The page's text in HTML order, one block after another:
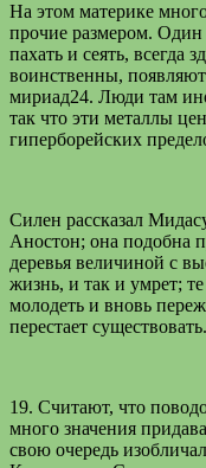
На этом материке
прочие размером.
пахать и сеять,
воинственны,
мириад24. Люди там
так что эти металлы
гиперборейских
Силен рассказал
Аностон; она подобна
деревья величиной с
жизнь, и так и умрет;
молодеть и вновь
перестает
19. Считают, что
много значения
свою очередь